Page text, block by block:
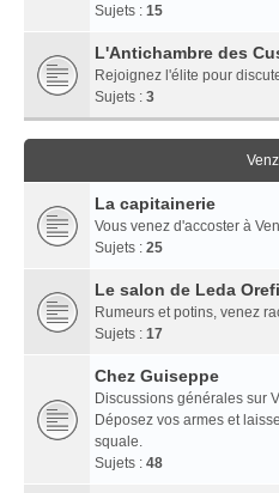
Sujets : 15
L'Antichambre des
Rejoignez l'élite pour
Sujets : 3
La capitainerie
Vous venez d'accoster à
Sujets : 25
Le salon de Leda
Rumeurs et potins, venez
Sujets : 17
Chez Guiseppe
Discussions générales sur
Déposez vos armes et
squale.
Sujets : 48